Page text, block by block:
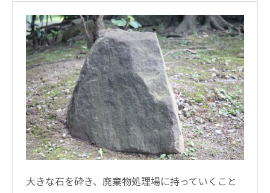
大きな石を砕き、廃棄物処理場に持っていくこと